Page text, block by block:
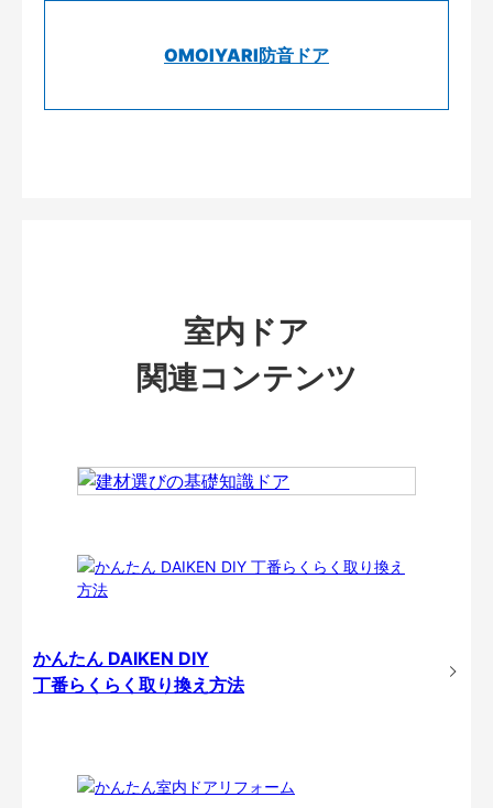
OMOIYARI防音ドア
室内ドア
関連コンテンツ
かんたん DAIKEN DIY
丁番らくらく取り換え方法